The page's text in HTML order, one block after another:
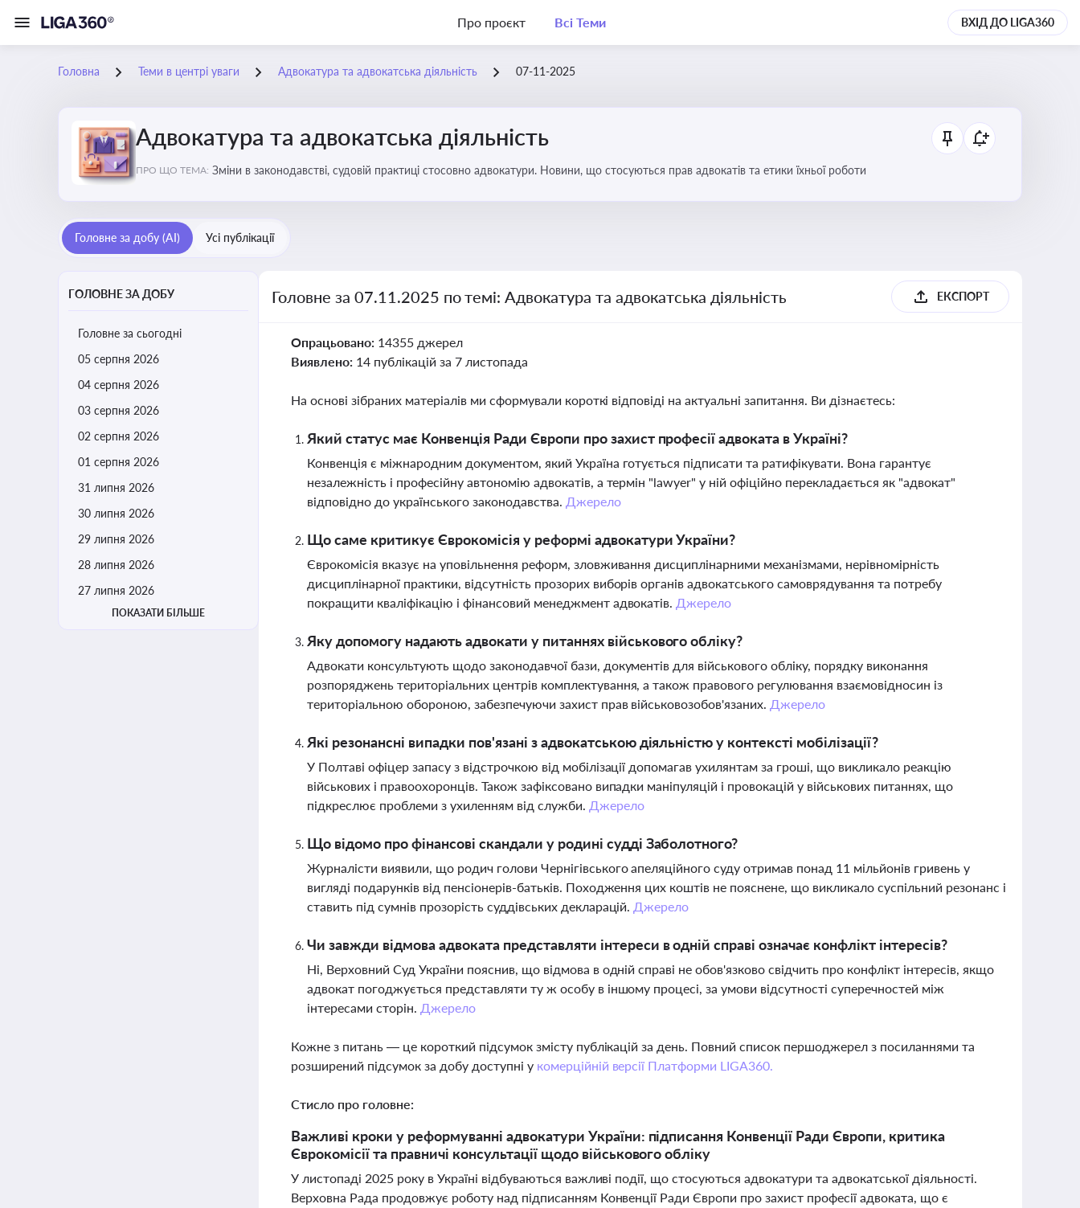
Про проєкт Всі Теми ВХІД ДО LIGA360
Головна Теми в центрі уваги Адвокатура та адвокатська діяльність 07-11-2025
Адвокатура та адвокатська діяльність
ПРО ЩО ТЕМА: Зміни в законодавстві, судовій практиці стосовно адвокатури. Новини, що стосуються прав адвокатів та етики їхньої роботи
Головне за добу (AI) Усі публікації
ГОЛОВНЕ ЗА ДОБУ
Головне за сьогодні
05 серпня 2026
04 серпня 2026
03 серпня 2026
02 серпня 2026
01 серпня 2026
31 липня 2026
30 липня 2026
29 липня 2026
28 липня 2026
27 липня 2026
ПОКАЗАТИ БІЛЬШЕ
Головне за 07.11.2025 по темі: Адвокатура та адвокатська діяльність ЕКСПОРТ
Опрацьовано: 14355 джерел
Виявлено: 14 публікацій за 7 листопада
На основі зібраних матеріалів ми сформували короткі відповіді на актуальні запитання. Ви дізнаєтесь:
Який статус має Конвенція Ради Європи про захист професії адвоката в Україні?
Конвенція є міжнародним документом, який Україна готується підписати та ратифікувати. Вона гарантує
незалежність і професійну автономію адвокатів, а термін "lawyer" у ній офіційно перекладається як "адвокат"
відповідно до українського законодавства. Джерело
Що саме критикує Єврокомісія у реформі адвокатури України?
Єврокомісія вказує на уповільнення реформ, зловживання дисциплінарними механізмами, нерівномірність
дисциплінарної практики, відсутність прозорих виборів органів адвокатського самоврядування та потребу
покращити кваліфікацію і фінансовий менеджмент адвокатів. Джерело
Яку допомогу надають адвокати у питаннях військового обліку?
Адвокати консультують щодо законодавчої бази, документів для військового обліку, порядку виконання
розпоряджень територіальних центрів комплектування, а також правового регулювання взаємовідносин із
територіальною обороною, забезпечуючи захист прав військовозобов'язаних. Джерело
Які резонансні випадки пов'язані з адвокатською діяльністю у контексті мобілізації?
У Полтаві офіцер запасу з відстрочкою від мобілізації допомагав ухилянтам за гроші, що викликало реакцію
військових і правоохоронців. Також зафіксовано випадки маніпуляцій і провокацій у військових питаннях, що
підкреслює проблеми з ухиленням від служби. Джерело
Що відомо про фінансові скандали у родині судді Заболотного?
Журналісти виявили, що родич голови Чернігівського апеляційного суду отримав понад 11 мільйонів гривень у
вигляді подарунків від пенсіонерів-батьків. Походження цих коштів не пояснене, що викликало суспільний резонанс і
ставить під сумнів прозорість суддівських декларацій. Джерело
Чи завжди відмова адвоката представляти інтереси в одній справі означає конфлікт інтересів?
Ні, Верховний Суд України пояснив, що відмова в одній справі не обов'язково свідчить про конфлікт інтересів, якщо
адвокат погоджується представляти ту ж особу в іншому процесі, за умови відсутності суперечностей між
інтересами сторін. Джерело
Кожне з питань — це короткий підсумок змісту публікацій за день. Повний список першоджерел з посиланнями та
розширений підсумок за добу доступні у комерційній версії Платформи LIGA360.
Стисло про головне:
Важливі кроки у реформуванні адвокатури України: підписання Конвенції Ради Європи, критика
Єврокомісії та правничі консультації щодо військового обліку
У листопаді 2025 року в Україні відбуваються важливі події, що стосуються адвокатури та адвокатської діяльності.
Верховна Рада продовжує роботу над підписанням Конвенції Ради Європи про захист професії адвоката, що є